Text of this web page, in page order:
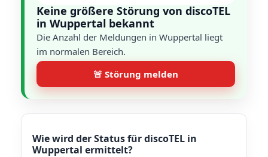
Keine größere Störung von discoTEL
in Wuppertal bekannt
Die Anzahl der Meldungen in Wuppertal liegt
im normalen Bereich.
🚨 Störung melden
Wie wird der Status für discoTEL in
Wuppertal ermittelt?